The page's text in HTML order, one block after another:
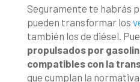
Seguramente te habrás
pueden transformar los
también los de diésel.
propulsados por
compatibles con la
que cumplan la